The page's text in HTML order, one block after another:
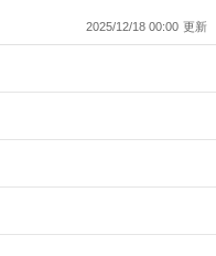
2025/12/18 00:00